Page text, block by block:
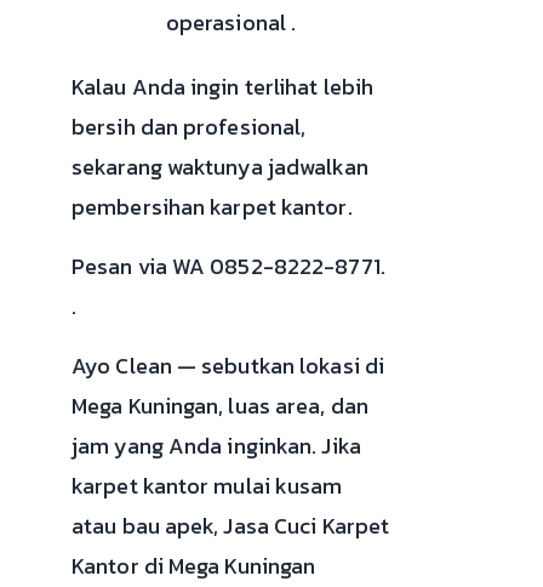
operasional .
Kalau Anda ingin terlihat lebih
bersih dan profesional,
sekarang waktunya jadwalkan
pembersihan karpet kantor.
Pesan via WA 0852-8222-8771.
.
Ayo Clean — sebutkan lokasi di
Mega Kuningan, luas area, dan
jam yang Anda inginkan. Jika
karpet kantor mulai kusam
atau bau apek, Jasa Cuci Karpet
Kantor di Mega Kuningan